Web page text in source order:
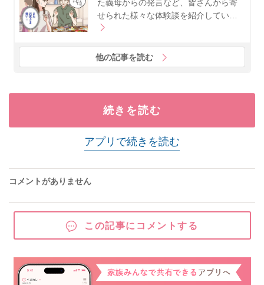
た義母からの発言など、皆さんから寄
せられた様々な体験談を紹介してい…
他の記事を読む
続きを読む
アプリで続きを読む
コメントがありません
この記事にコメントする